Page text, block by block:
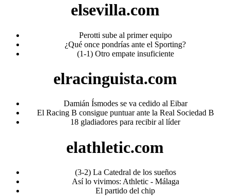
elsevilla.com
Perotti sube al primer equipo
¿Qué once pondrías ante el Sporting?
(1-1) Otro empate insuficiente
elracinguista.com
Damián Ísmodes se va cedido al Eibar
El Racing B consigue puntuar ante la Real Sociedad B
18 gladiadores para recibir al líder
elathletic.com
(3-2) La Catedral de los sueños
Así lo vivimos: Athletic - Málaga
El partido del chip